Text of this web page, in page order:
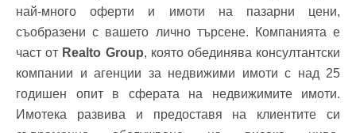
най-много оферти и имоти на пазарни цени,
съобразени с вашето лично търсене. Компанията е
част от Realto Group, която обединява консултантски
компании и агенции за недвижими имоти с над 25
годишен опит в сферата на недвижимите имоти.
Имотека развива и предоставя на клиентите си